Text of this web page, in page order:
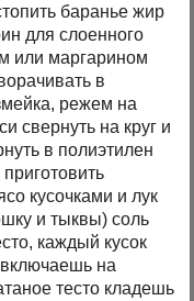
баранье жир
для слоенного
или маргарином
в
режем на
свернуть на круг и
в полиэтилен
кусочками и лук
и тыквы) соль
каждый кусок
на
тесто кладешь